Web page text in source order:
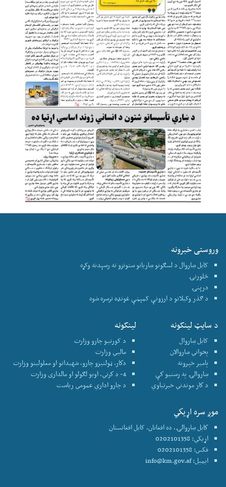
وروستی خبرونه
کابل ښاروال د لسګونو ښاریانو ستونزو ته رسېدنه وکړه
څلورنۍ
درېنۍ
د ګذر وکیلانو د ارزونې کمېټې غونډه ترسره شوه
د سایټ لینکونه
کابل ښاروال
پخواني ښاروالان
پامير خپرونه
ښاروالۍ په رسنيو كې
د كار موندني خبرتياوي
لینکونه
د کورنیو چارو وزارت
ماليي وزارت
دكار، ټولنيزو چارو، شهيدانو او معلولينو وزارت
4- د كرني، اوبو لګولو او مالداری وزارت
د چارو اداري عمومي رياست
موږ سره اړيكي
كابل ښاروالۍ، ده افغانان، کابل افغانستان
اړیکي: 0202101358
فکس: 0202101358
ایمیل:info@km.gov.af